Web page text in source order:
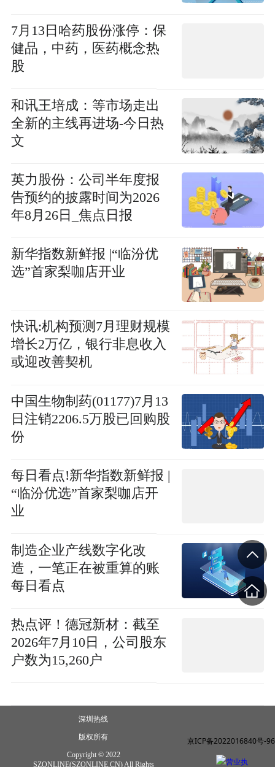
7月13日哈药股份涨停：保
健品，中药，医药概念热
股
和讯王培成：等市场走出
全新的主线再进场-今日热
文
英力股份：公司半年度报
告预约的披露时间为2026
年8月26日_焦点日报
新华指数新鲜报 |“临汾优
选”首家梨咖店开业
快讯:机构预测7月理财规模
增长2万亿，银行非息收入
或迎改善契机
中国生物制药(01177)7月13
日注销2206.5万股已回购股
份
每日看点!新华指数新鲜报 |
“临汾优选”首家梨咖店开
业
制造企业产线数字化改
造，一笔正在被重算的账
每日看点
热点评！德冠新材：截至
2026年7月10日，公司股东
户数为15,260户
深圳热线
版权所有
Copyright © 2022
SZONLINE(SZONLINE.CN) All Rights
京ICP备2022016840号-96
营业执